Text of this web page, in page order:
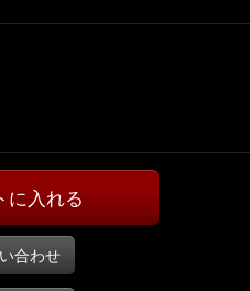
に入れる
合わせ